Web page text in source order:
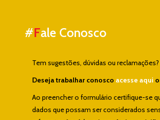
#Fale Conosco
Tem sugestões, dúvidas ou
Deseja trabalhar conosco acesse aqui
Ao preencher o formulário certifique-se
dados que possam ser considerados